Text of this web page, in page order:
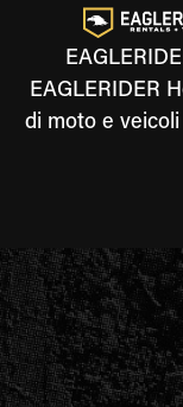
EAGLERIDER
di moto e